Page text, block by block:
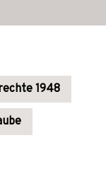
1948